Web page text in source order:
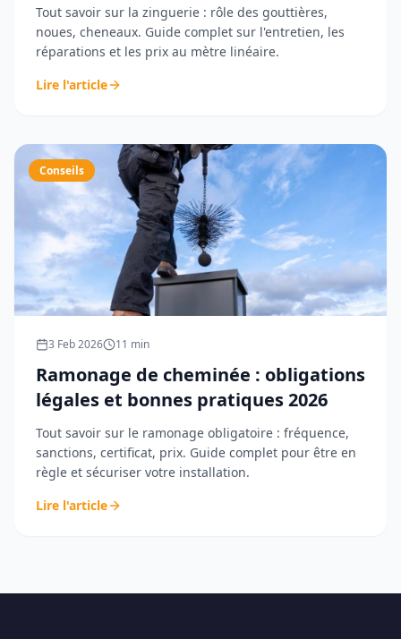
Tout savoir sur la zinguerie : rôle des gouttières,
noues, cheneaux. Guide complet sur l'entretien, les
réparations et les prix au mètre linéaire.
Lire l'article
Conseils
3 Feb 2026 11 min
Ramonage de cheminée : obligations
légales et bonnes pratiques 2026
Tout savoir sur le ramonage obligatoire : fréquence,
sanctions, certificat, prix. Guide complet pour être en
règle et sécuriser votre installation.
Lire l'article